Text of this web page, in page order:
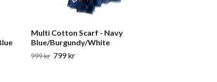
Multi Cotton Scarf - Navy
Blue/Burgundy/White
999 kr 799 kr